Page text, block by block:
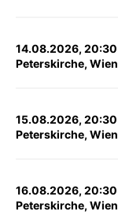
14.08.2026, 20:30
Peterskirche, Wien
15.08.2026, 20:30
Peterskirche, Wien
16.08.2026, 20:30
Peterskirche, Wien